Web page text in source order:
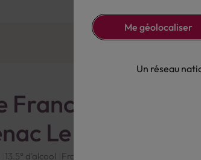
France Rouge
Le Paria Bio
13.5° d'alcool France
Me géolocaliser
Un réseau